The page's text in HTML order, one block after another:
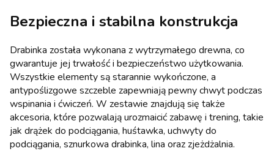
Bezpieczna i stabilna konstrukcja
Drabinka została wykonana z wytrzymałego drewna, co
gwarantuje jej trwałość i bezpieczeństwo użytkowania.
Wszystkie elementy są starannie wykończone, a
antypoślizgowe szczeble zapewniają pewny chwyt podczas
wspinania i ćwiczeń. W zestawie znajdują się także
akcesoria, które pozwalają urozmaicić zabawę i trening, takie
jak drążek do podciągania, huśtawka, uchwyty do
podciągania, sznurkowa drabinka, lina oraz zjeżdżalnia.